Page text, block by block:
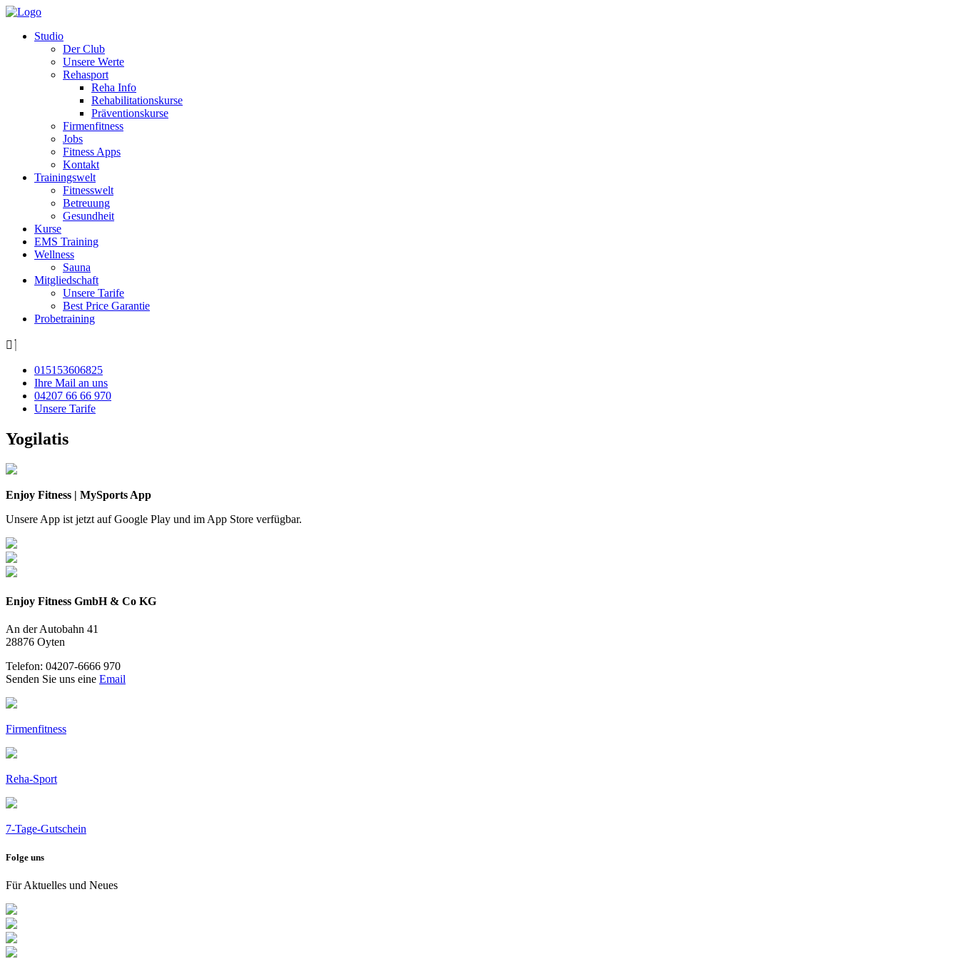
Studio
Der Club
Unsere Werte
Rehasport
Reha Info
Rehabilitationskurse
Präventionskurse
Firmenfitness
Jobs
Fitness Apps
Kontakt
Trainingswelt
Fitnesswelt
Betreuung
Gesundheit
Kurse
EMS Training
Wellness
Sauna
Mitgliedschaft
Unsere Tarife
Best Price Garantie
Probetraining
015153606825
Ihre Mail an uns
04207 66 66 970
Unsere Tarife
Yogilatis
Enjoy Fitness | MySports App
Unsere App ist jetzt auf Google Play und im App Store verfügbar.
Enjoy Fitness GmbH & Co KG
An der Autobahn 41
28876 Oyten
Telefon: 04207-6666 970
Senden Sie uns eine Email
Firmenfitness
Reha-Sport
7-Tage-Gutschein
Folge uns
Für Aktuelles und Neues